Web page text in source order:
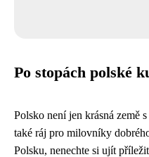
Po stopách polské
Polsko není jen krásná země
také ráj pro milovníky
Polsku, nenechte si ujít